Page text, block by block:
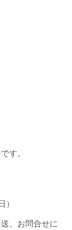
す。
）
、お問合せに